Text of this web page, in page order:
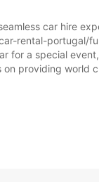
car hire
rental-
a special
providing